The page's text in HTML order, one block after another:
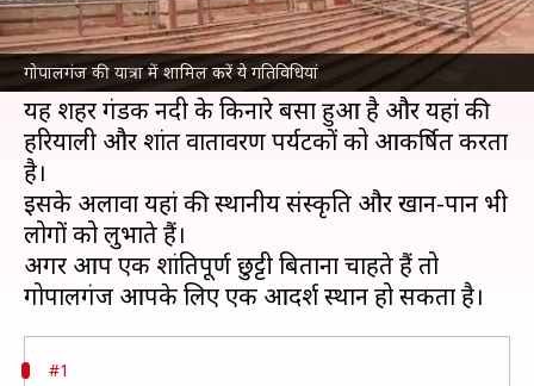
गोपालगंज की यात्रा में शामिल करें ये गतिविधियां
बिहारका गोपालगंज एक छोटा लेकिन ऐतिहासिक शहर
है, जो अपनी सांस्कृतिक धरोहर और प्राकृतिक सुंदरता के
लिए जाना जाता है।
यह शहर गंडक नदी के किनारे बसा हुआ है और यहां की
हरियाली और शांत वातावरण पर्यटकों को आकर्षित करता
है।
इसके अलावा यहां की स्थानीय संस्कृति और खान-पान भी
लोगों को लुभाते हैं।
अगर आप एक शांतिपूर्ण छुट्टी बिताना चाहते हैं तो
#1